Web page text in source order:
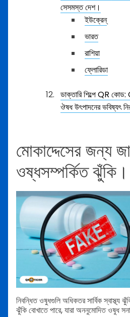
সেসমস্ত দেশ।
ইউক্রেন্
ভারত
রাশিয়া
ফ্লোরিডা
ডাক্তারি শিল্পে QR
ঔষধ উৎপাদনের ভবিষ্যৎ
মোকাদ্দেসের জন্য
ওষ্ধসম্পর্কিত ঝুঁকি।
নিবন্ধিত ওষুধগুলি অধিকতর সার্বিক স্বাস্থ্য
ঝুঁকি বোখাতে পারে, যারা অননুমোদিত ওষুধ